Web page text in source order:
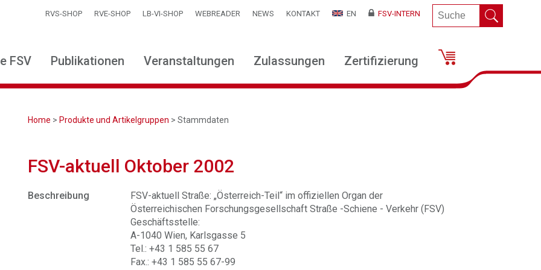
RVS-SHOP RVE-SHOP LB-VI-SHOP WEBREADER NEWS KONTAKT EN FSV-INTERN
FSV Publikationen Veranstaltungen Zulassungen Zertifizierung
Home > Produkte und Artikelgruppen > Stammdaten
FSV-aktuell Oktober 2002
Beschreibung
FSV-aktuell Straße: „Österreich-Teil“ im offiziellen Organ der
Österreichischen Forschungsgesellschaft Straße -Schiene - Verkehr (FSV)
Geschäftsstelle:
A-1040 Wien, Karlsgasse 5
Tel.: +43 1 585 55 67
Fax.: +43 1 585 55 67-99